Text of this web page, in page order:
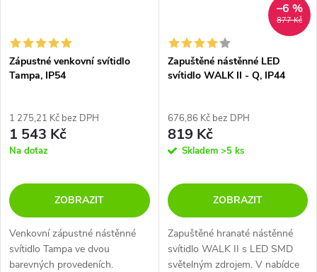
Zápustné venkovní svítidlo
Tampa, IP54
1 275,21 Kč bez DPH
1 543 Kč
Na dotaz
ZOBRAZIT
Venkovní zápustné nástěnné
svítidlo Tampa ve dvou
barevných provedeních.
877 Kč
–6 %
Zapuštěné nástěnné LED
svítidlo WALK II - Q, IP44
676,86 Kč bez DPH
819 Kč
Skladem >5 ks
ZOBRAZIT
Zapuštěné hranaté nástěnné
svítidlo WALK II s LED SMD
světelným zdrojem. V nabídce